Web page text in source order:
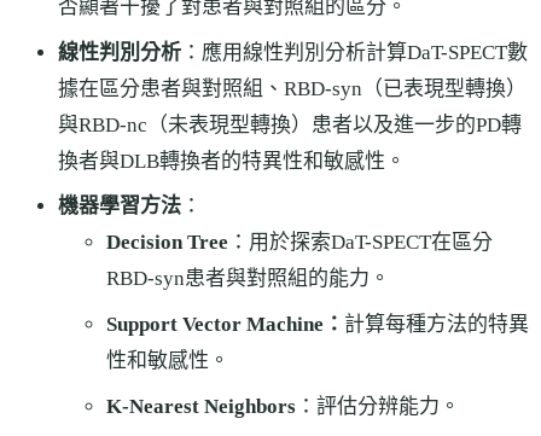
否顯著干擾了對患者與對照組的區分。
線性判別分析 ：應用線性判別分析計算DaT-SPECT數
據在區分患者與對照組、RBD-syn（已表現型轉換）
與RBD-nc（未表現型轉換）患者以及進一步的PD轉
換者與DLB轉換者的特異性和敏感性。
機器學習方法 ：
Decision Tree ：用於探索DaT-SPECT在區分
RBD-syn患者與對照組的能力。
Support Vector Machine： 計算每種方法的特異
性和敏感性。
K-Nearest Neighbors ：評估分辨能力。